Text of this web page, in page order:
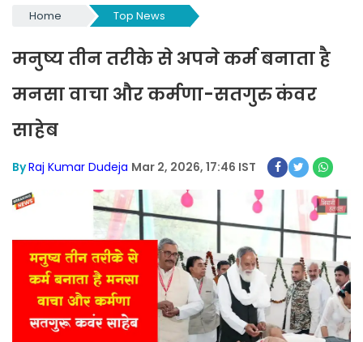
Home Top News
मनुष्य तीन तरीके से अपने कर्म बनाता है
मनसा वाचा और कर्मणा-सतगुरु कंवर
साहेब
ByRaj Kumar Dudeja Mar 2, 2026, 17:46 IST